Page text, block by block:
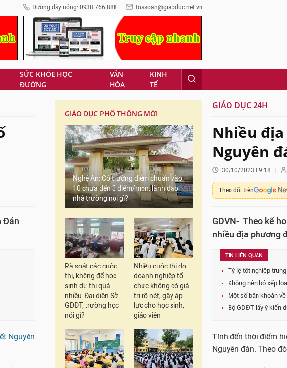
Đường dây nóng: 0938.766.888 toasoan@giaoduc.net.vn
SỨC KHỎE HỌC
ĐƯỜNG
VĂN
HÓA
KINH
TẾ
Đán
Nguyên
GIÁO DỤC PHỔ THÔNG MỚI
Nghệ An: Có trường điểm chuẩn vào
10 chưa đến 3 điểm/môn, lãnh đạo
nhà trường nói gì?
Rà soát các cuộc
thi, không để học
sinh dự thi quá
nhiều: Đại diện Sở
GDĐT, trường học
nói gì?
Nhiều cuộc thi do
doanh nghiệp tổ
chức không có giá
trị rõ nét, gây áp
lực cho học sinh,
giáo viên
GIÁO DỤC 24H
Nhiều
Nguyên
30/10/2023 09:18
Theo dõi trên
GDVN- Theo kế
nhiều địa phương
TIN LIÊN QUAN
Tỷ lệ tốt nghiệp
Không nên bỏ xếp
Một số băn khoăn
Bộ GDĐT lấy ý kiến
Tính đến thời điểm
Nguyên đán. Theo